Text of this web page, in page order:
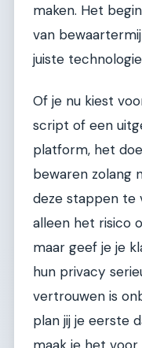
maken. Het
van
juiste
Of je nu kiest
script of een
platform, het
bewaren zolang
deze stappen te
alleen het risico
maar geef je je
hun privacy
vertrouwen is
plan jij je eerste